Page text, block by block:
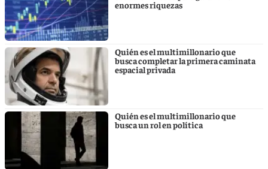
enormes riquezas
Quién es el multimillonario que
busca completar la primera caminata
espacial privada
Quién es el multimillonario que
busca un rol en política